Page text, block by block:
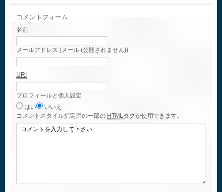
コメントフォーム
名前
メールアドレス (メール (公開されません))
URI
プロフィールと個人設定
はい
いいえ
コメント スタイル指定用の一部の HTMLタグが使用できます。